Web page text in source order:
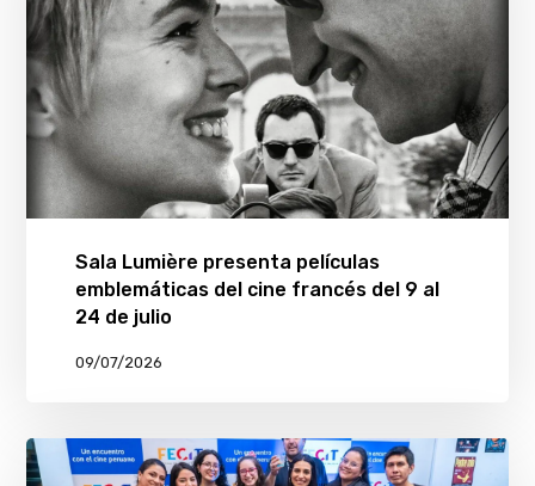
Sala Lumière presenta películas
emblemáticas del cine francés del 9 al
24 de julio
09/07/2026